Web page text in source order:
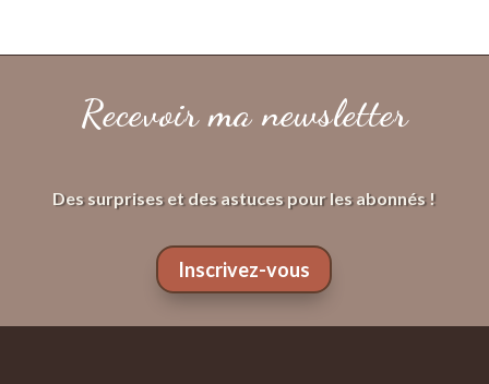
Recevoir ma newsletter
Des surprises et des astuces pour les abonnés !
Inscrivez-vous